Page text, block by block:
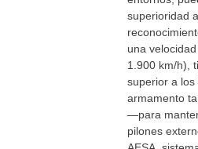
superioridad
una
1.900 km/h),
superior a
armamento
—para
pilones